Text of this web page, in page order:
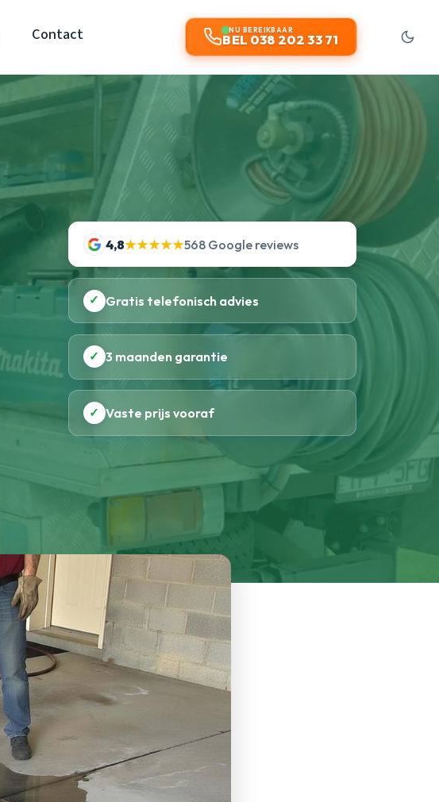
Contact NU BEREIKBAAR
BEL 038 202 33 71
4,8★★★★★568 Google reviews
✓ Gratis telefonisch advies
✓ 3 maanden garantie
✓ Vaste prijs vooraf